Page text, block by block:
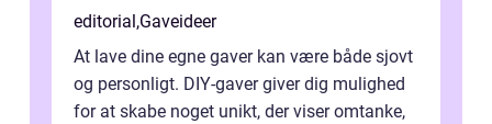
editorial ,Gaveideer
At lave dine egne gaver kan være både sjovt
og personligt. DIY-gaver giver dig mulighed
for at skabe noget unikt, der viser omtanke,